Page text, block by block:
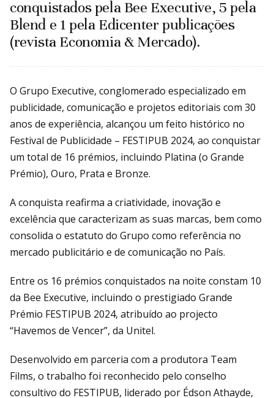
conquistados pela Bee Executive, 5 pela
Blend e 1 pela Edicenter publicações
(revista Economia & Mercado).
O Grupo Executive, conglomerado especializado em
publicidade, comunicação e projetos editoriais com 30
anos de experiência, alcançou um feito histórico no
Festival de Publicidade – FESTIPUB 2024, ao conquistar
um total de 16 prémios, incluindo Platina (o Grande
Prémio), Ouro, Prata e Bronze.
A conquista reafirma a criatividade, inovação e
excelência que caracterizam as suas marcas, bem como
consolida o estatuto do Grupo como referência no
mercado publicitário e de comunicação no País.
Entre os 16 prémios conquistados na noite constam 10
da Bee Executive, incluindo o prestigiado Grande
Prémio FESTIPUB 2024, atribuído ao projecto
“Havemos de Vencer”, da Unitel.
Desenvolvido em parceria com a produtora Team
Films, o trabalho foi reconhecido pelo conselho
consultivo do FESTIPUB, liderado por Édson Athayde,